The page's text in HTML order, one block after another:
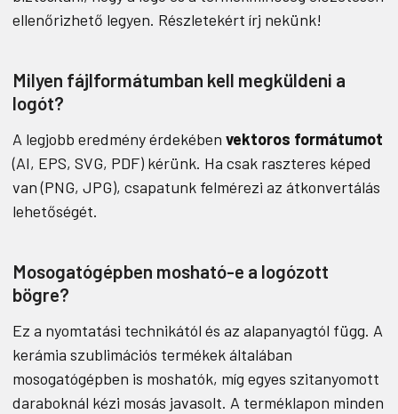
ellenőrizhető legyen. Részletekért írj nekünk!
Milyen fájlformátumban kell megküldeni a
logót?
A legjobb eredmény érdekében vektoros formátumot
(AI, EPS, SVG, PDF) kérünk. Ha csak raszteres képed
van (PNG, JPG), csapatunk felmérezi az átkonvertálás
lehetőségét.
Mosogatógépben mosható-e a logózott
bögre?
Ez a nyomtatási technikától és az alapanyagtól függ. A
kerámia szublimációs termékek általában
mosogatógépben is moshatók, míg egyes szitanyomott
daraboknál kézi mosás javasolt. A terméklapon minden